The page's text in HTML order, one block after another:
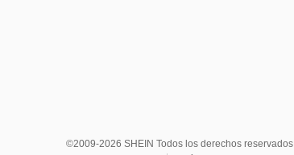
©2009-2026 SHEIN Todos los derechos reservados